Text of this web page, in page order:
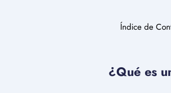
Índice de
¿Qué es